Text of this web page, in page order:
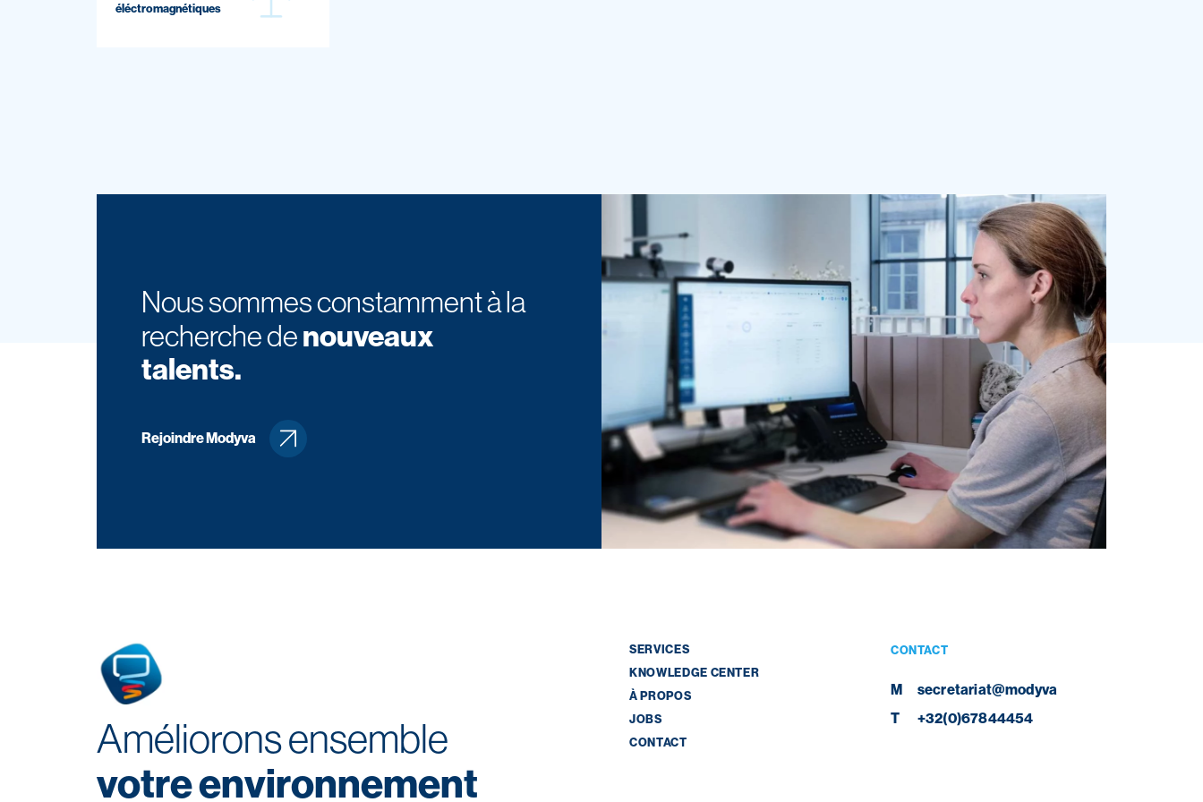
éléctromagnétiques
Nous sommes constamment à la
recherche denouveaux
talents.
Rejoindre Modyva
Améliorons ensemble
votre environnement
SERVICES
KNOWLEDGE CENTER
À PROPOS
JOBS
CONTACT
CONTACT
M
secretariat@modyva
T
+32(0)67844454